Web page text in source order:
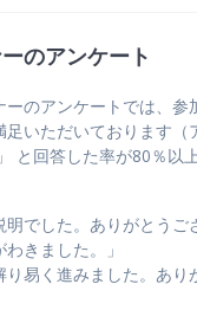
のアンケート
ーのアンケートでは、参
足いただいております（
と回答した率が80％以上
明でした。ありがとうご
わきました。」
り易く進みました。あり